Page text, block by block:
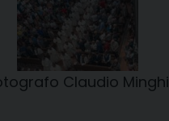
Claudio Minghi